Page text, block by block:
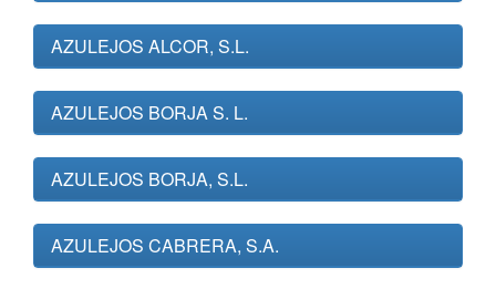
AZULEJOS ALCOR, S.L.
AZULEJOS BORJA S. L.
AZULEJOS BORJA, S.L.
AZULEJOS CABRERA, S.A.